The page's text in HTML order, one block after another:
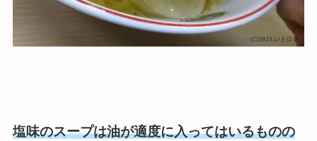
塩味のスープは油が適度に入ってはいるものの